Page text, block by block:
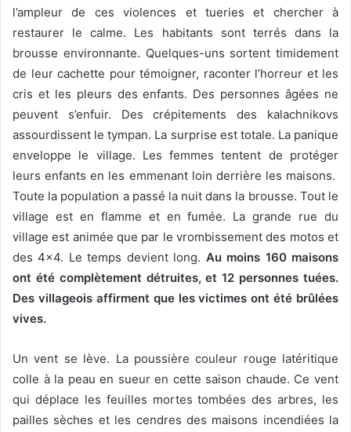
l’ampleur de ces violences et tueries et chercher à
restaurer le calme. Les habitants sont terrés dans la
brousse environnante. Quelques-uns sortent timidement
de leur cachette pour témoigner, raconter l’horreur et les
cris et les pleurs des enfants. Des personnes âgées ne
peuvent s’enfuir. Des crépitements des kalachnikovs
assourdissent le tympan. La surprise est totale. La panique
enveloppe le village. Les femmes tentent de protéger
leurs enfants en les emmenant loin derrière les maisons.
Toute la population a passé la nuit dans la brousse. Tout le
village est en flamme et en fumée. La grande rue du
village est animée que par le vrombissement des motos et
des 4×4. Le temps devient long. Au moins 160 maisons
ont été complètement détruites, et 12 personnes tuées.
Des villageois affirment que les victimes ont été brûlées
vives.
Un vent se lève. La poussière couleur rouge latéritique
colle à la peau en sueur en cette saison chaude. Ce vent
qui déplace les feuilles mortes tombées des arbres, les
pailles sèches et les cendres des maisons incendiées la